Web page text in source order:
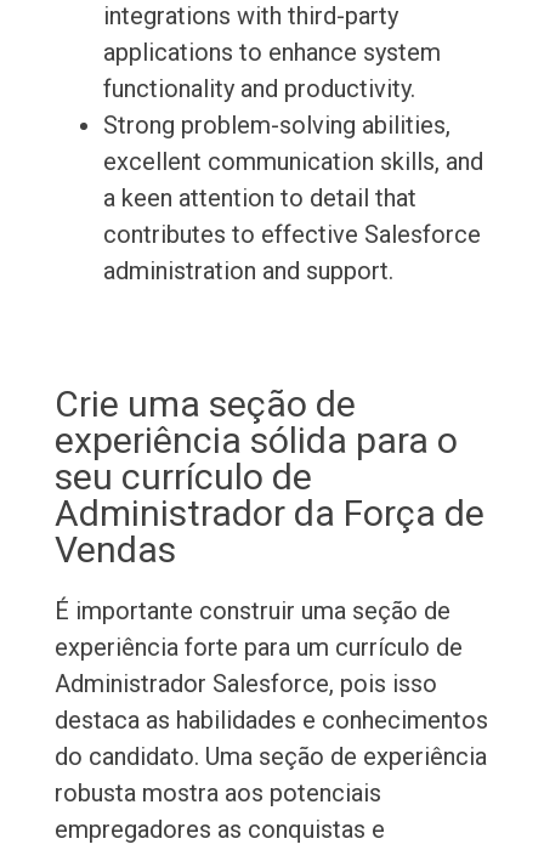
integrations with third-party
applications to enhance system
functionality and productivity.
Strong problem-solving abilities,
excellent communication skills, and
a keen attention to detail that
contributes to effective Salesforce
administration and support.
Crie uma seção de
experiência sólida para o
seu currículo de
Administrador da Força de
Vendas
É importante construir uma seção de
experiência forte para um currículo de
Administrador Salesforce, pois isso
destaca as habilidades e conhecimentos
do candidato. Uma seção de experiência
robusta mostra aos potenciais
empregadores as conquistas e